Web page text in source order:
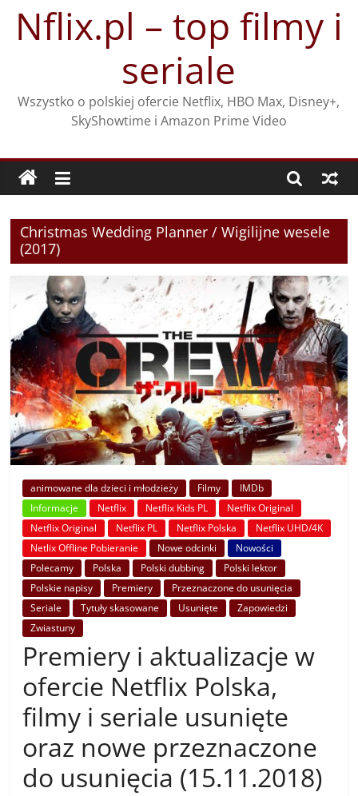
treściNflix.pl – top filmy i
seriale
Wszystko o polskiej ofercie Netflix, HBO Max, Disney+,
SkyShowtime i Amazon Prime Video
Christmas Wedding Planner / Wigilijne wesele
(2017)
animowane dla dzieci i młodzieży Filmy
IMDb
Informacje
Netflix Netflix Kids PL
Netflix Original
Netflix Original
Netflix PL Netflix Polska
Netflix UHD/4K
Netlix Offline Pobieranie
Nowe odcinki
Nowości
Polecamy
Polska Polski dubbing
Polski lektor
Polskie napisy
Premiery
Przeznaczone do usunięcia
Seriale
Tytuły skasowane Usunięte
Zapowiedzi
Zwiastuny
Premiery i aktualizacje w
ofercie Netflix Polska,
filmy i seriale usunięte
oraz nowe przeznaczone
do usunięcia (15.11.2018)